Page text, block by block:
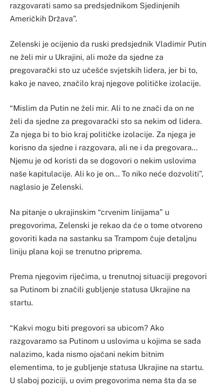
razgovarati samo sa predsjednikom Sjedinjenih
Američkih Država”.
Zelenski je ocijenio da ruski predsjednik Vladimir Putin
ne želi mir u Ukrajini, ali može da sjedne za
pregovarački sto uz učešće svjetskih lidera, jer bi to,
kako je naveo, značilo kraj njegove političke izolacije.
“Mislim da Putin ne želi mir. Ali to ne znači da on ne
želi da sjedne za pregovarački sto sa nekim od lidera.
Za njega bi to bio kraj političke izolacije. Za njega je
korisno da sjedne i razgovara, ali ne i da pregovara…
Njemu je od koristi da se dogovori o nekim uslovima
naše kapitulacije. Ali ko je on… To niko neće dozvoliti”,
naglasio je Zelenski.
Na pitanje o ukrajinskim “crvenim linijama” u
pregovorima, Zelenski je rekao da će o tome otvoreno
govoriti kada na sastanku sa Trampom čuje detaljnu
liniju plana koji se trenutno priprema.
Prema njegovim riječima, u trenutnoj situaciji pregovori
sa Putinom bi značili gubljenje statusa Ukrajine na
startu.
“Kakvi mogu biti pregovori sa ubicom? Ako
razgovaramo sa Putinom u uslovima u kojima se sada
nalazimo, kada nismo ojačani nekim bitnim
elementima, to je gubljenje statusa Ukrajine na startu.
U slaboj poziciji, u ovim pregovorima nema šta da se